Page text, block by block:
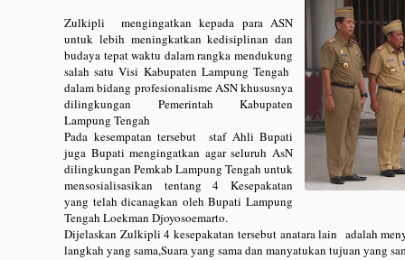
Zulkipli mengingatkan kepada para ASN
untuk lebih meningkatkan kedisiplinan dan
budaya tepat waktu dalam rangka mendukung
salah satu Visi Kabupaten Lampung Tengah
dalam bidang profesionalisme ASN khususnya
dilingkungan Pemerintah Kabupaten
Lampung Tengah
Pada kesempatan tersebut staf Ahli Bupati
juga Bupati mengingatkan agar seluruh AsN
dilingkungan Pemkab Lampung Tengah untuk
mensosialisasikan tentang 4 Kesepakatan
yang telah dicanagkan oleh Bupati Lampung
Tengah Loekman Djoyosoemarto.
Dijelaskan Zulkipli 4 kesepakatan tersebut anatara lain adalah
langkah yang sama,Suara yang sama dan manyatukan tujuan yang